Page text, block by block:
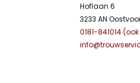
Hoflaan 6
3233 AN
0181-841014